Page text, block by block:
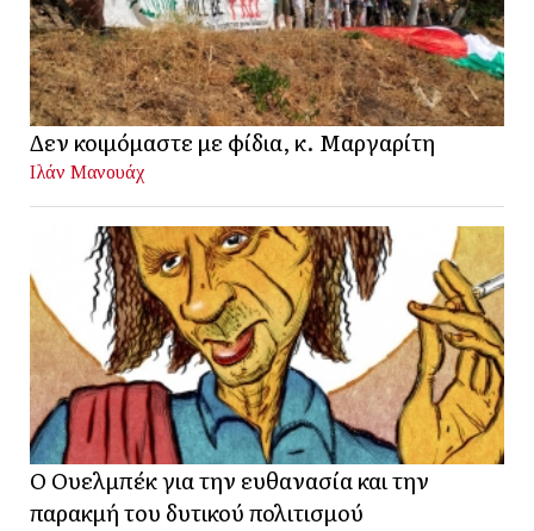
Δεν κοιμόμαστε με φίδια, κ. Μαργαρίτη
Ιλάν Μανουάχ
Ο Ουελμπέκ για την ευθανασία και την
παρακμή του δυτικού πολιτισμού